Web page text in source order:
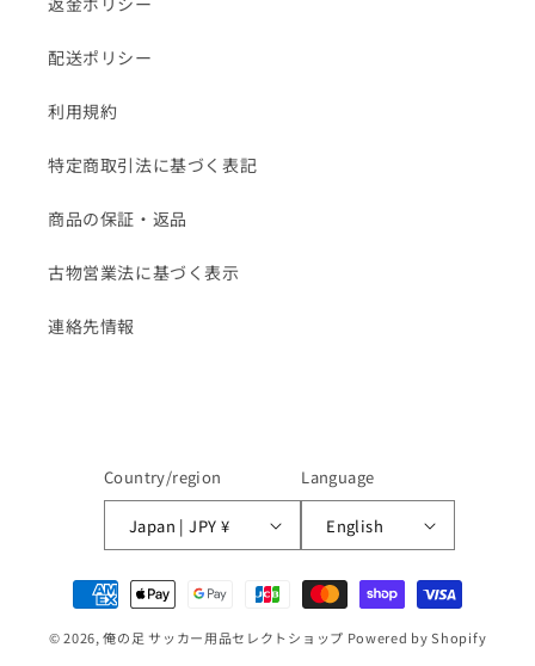
配送ポリシー
利用規約
特定商取引法に基づく表記
商品の保証・返品
古物営業法に基づく表示
連絡先情報
Country/region
Japan | JPY ¥
Language
English
Payment
methods
© 2026,俺の足 サッカー用品セレクトショップ Powered by Shopify